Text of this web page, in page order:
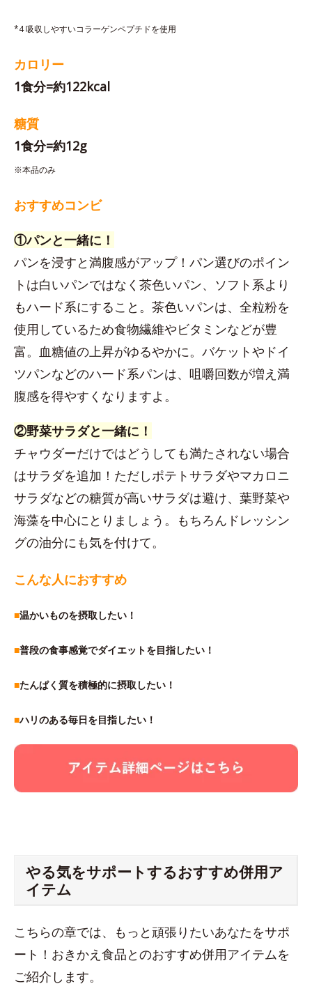
*4 吸収しやすいコラーゲンペプチドを使用
カロリー
1食分=約122kcal
糖質
1食分=約12g
※本品のみ
おすすめコンビ
①パンと一緒に！
パンを浸すと満腹感がアップ！パン選びのポイン
トは白いパンではなく茶色いパン、ソフト系より
もハード系にすること。茶色いパンは、全粒粉を
使用しているため食物繊維やビタミンなどが豊
富。血糖値の上昇がゆるやかに。バケットやドイ
ツパンなどのハード系パンは、咀嚼回数が増え満
腹感を得やすくなりますよ。
②野菜サラダと一緒に！
チャウダーだけではどうしても満たされない場合
はサラダを追加！ただしポテトサラダやマカロニ
サラダなどの糖質が高いサラダは避け、葉野菜や
海藻を中心にとりましょう。もちろんドレッシン
グの油分にも気を付けて。
こんな人におすすめ
■温かいものを摂取したい！
■普段の食事感覚でダイエットを目指したい！
■たんぱく質を積極的に摂取したい！
■ハリのある毎日を目指したい！
やる気をサポートするおすすめ併用ア
イテム
こちらの章では、もっと頑張りたいあなたをサポ
ート！おきかえ食品とのおすすめ併用アイテムを
ご紹介します。